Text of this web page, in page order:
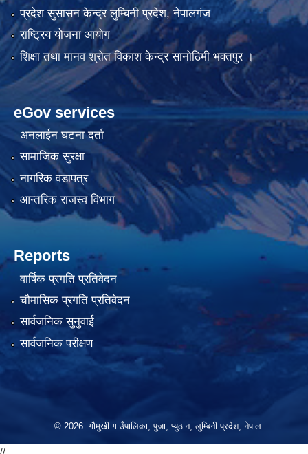
प्रदेश सुसासन केन्द्र लुम्बिनी प्रदेश, नेपालगंज
राष्ट्रिय योजना आयोग
शिक्षा तथा मानव श्रोत विकाश केन्द्र सानोठिमी भक्तपुर ।
eGov services
अनलाईन घटना दर्ता
सामाजिक सुरक्षा
नागरिक वडापत्र
आन्तरिक राजस्व विभाग
Reports
वार्षिक प्रगति प्रतिवेदन
चौमासिक प्रगति प्रतिवेदन
सार्वजनिक सुनुवाई
सार्वजनिक परीक्षण
© 2026 गौमुखी गाउँपालिका, पुजा, प्युठान, लुम्बिनी प्रदेश, नेपाल
//